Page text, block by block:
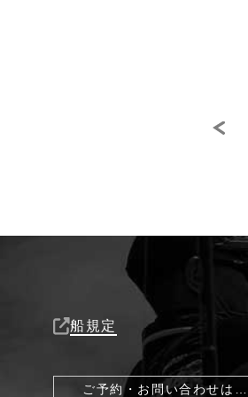
船規定
ご予約・お問い合わせは…